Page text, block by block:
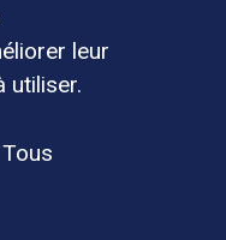
leur
utiliser.